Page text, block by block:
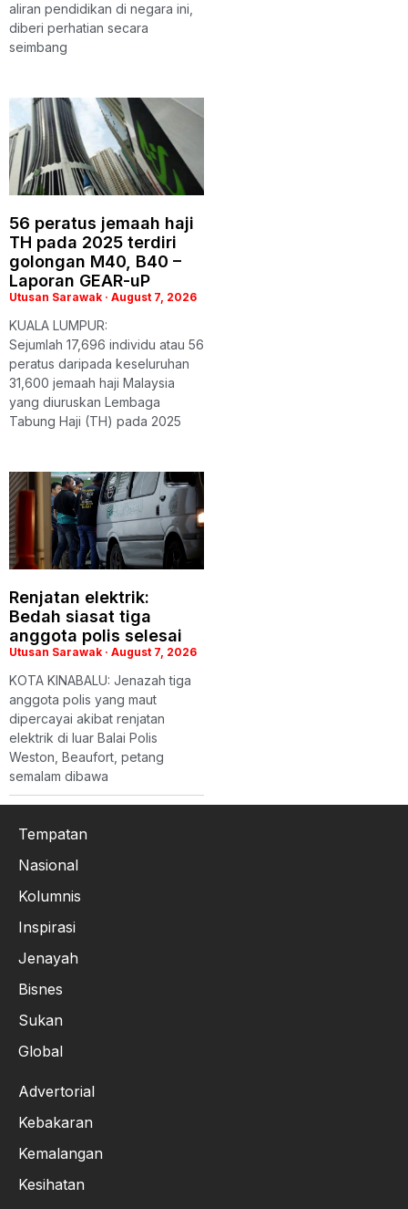
aliran pendidikan di negara ini,
diberi perhatian secara
seimbang
56 peratus jemaah haji
TH pada 2025 terdiri
golongan M40, B40 –
Laporan GEAR-uP
Utusan Sarawak August 7, 2026
KUALA LUMPUR:
Sejumlah 17,696 individu atau 56
peratus daripada keseluruhan
31,600 jemaah haji Malaysia
yang diuruskan Lembaga
Tabung Haji (TH) pada 2025
Renjatan elektrik:
Bedah siasat tiga
anggota polis selesai
Utusan Sarawak August 7, 2026
KOTA KINABALU: Jenazah tiga
anggota polis yang maut
dipercayai akibat renjatan
elektrik di luar Balai Polis
Weston, Beaufort, petang
semalam dibawa
Tempatan
Nasional
Kolumnis
Inspirasi
Jenayah
Bisnes
Sukan
Global
Advertorial
Kebakaran
Kemalangan
Kesihatan